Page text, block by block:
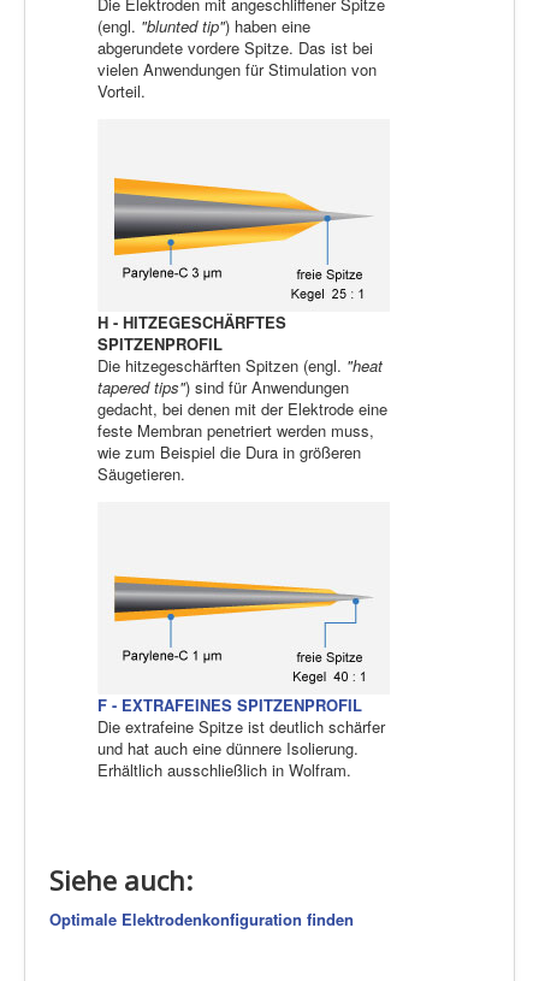
(engl. "blunted tip") haben eine
abgerundete vordere Spitze. Das ist bei
vielen Anwendungen für Stimulation von
Vorteil.
H - HITZEGESCHÄRFTES
SPITZENPROFIL
Die hitzegeschärften Spitzen (engl. "heat
tapered tips") sind für Anwendungen
gedacht, bei denen mit der Elektrode eine
feste Membran penetriert werden muss,
wie zum Beispiel die Dura in größeren
Säugetieren.
F - EXTRAFEINES SPITZENPROFIL
Die extrafeine Spitze ist deutlich schärfer
und hat auch eine dünnere Isolierung.
Erhältlich ausschließlich in Wolfram.
Siehe auch:
Optimale Elektrodenkonfiguration finden